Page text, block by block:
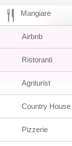
Mangiare
Airbnb
Ristoranti
Agriturist
Country House
Pizzerie